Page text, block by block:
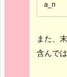
a_n
また、
含んで